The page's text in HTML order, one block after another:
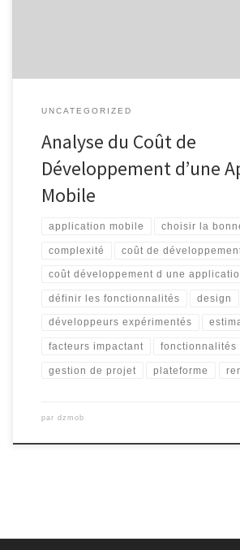
UNCATEGORIZED
Analyse du Coût de
Développement d’une
Mobile
application mobile choisir la
complexité coût de
coût développement d une
définir les fonctionnalités design
développeurs expérimentés
facteurs impactant fonctionnalités
gestion de projet plateforme
par dzmob